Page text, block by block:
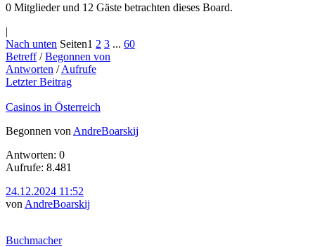
0 Mitglieder und 12 Gäste betrachten dieses Board.
|
Nach unten Seiten1 2 3 ... 60
Betreff/Begonnen von
Antworten /Aufrufe
Letzter Beitrag
Casinos in Österreich
Begonnen von AndreBoarskij
Antworten: 0
Aufrufe: 8.481
24.12.2024 11:52
von AndreBoarskij
Buchmacher